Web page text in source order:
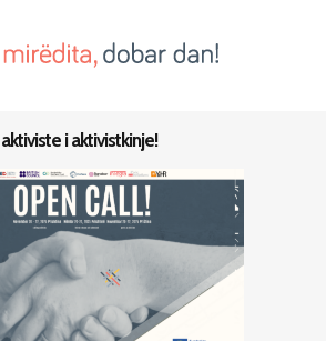
i aktivistkinje!